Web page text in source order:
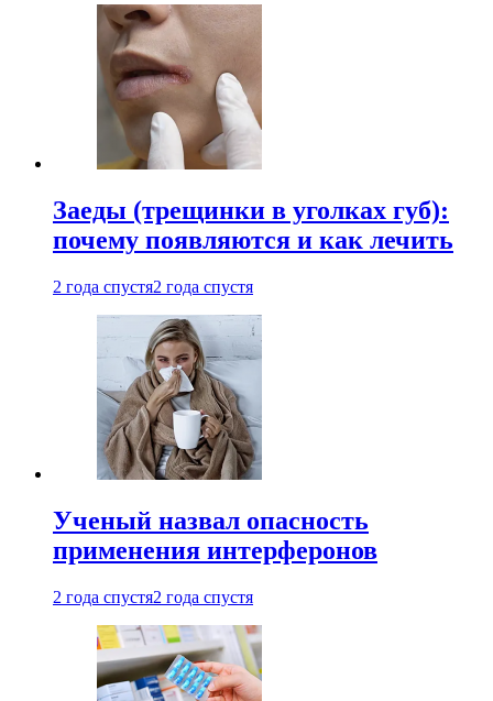
Заеды (трещинки в уголках губ):
почему появляются и как лечить
2 года спустя2 года спустя
Ученый назвал опасность
применения интерферонов
2 года спустя2 года спустя